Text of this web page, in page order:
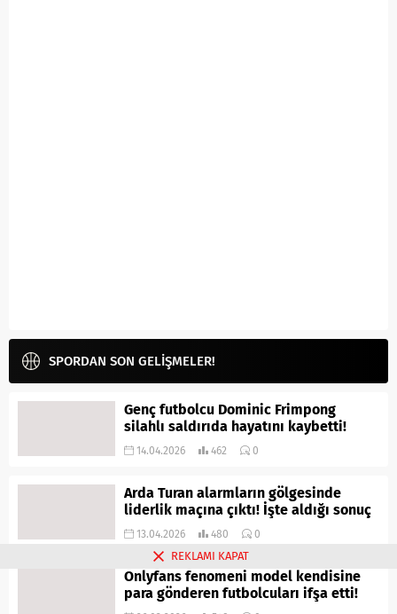
SPORDAN SON GELİŞMELER!
Genç futbolcu Dominic Frimpong
silahlı saldırıda hayatını kaybetti!
14.04.2026 462 0
Arda Turan alarmların gölgesinde
liderlik maçına çıktı! İşte aldığı sonuç
13.04.2026 480 0
Onlyfans fenomeni model kendisine
para gönderen futbolcuları ifşa etti!
REKLAMI KAPAT